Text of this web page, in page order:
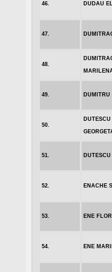
46. DUDAU
47.
48.
49.
50.
DUTESCU
51.
52. ENACHE
53. ENE
54. ENE